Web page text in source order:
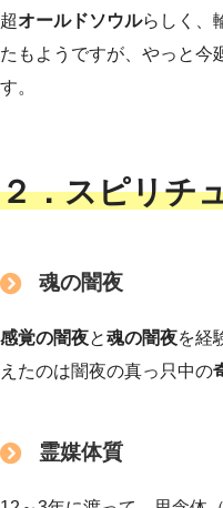
超オールドソウルらしく、
たもようですが、やっと今
す。
２．スピリチ
魂の闇夜
感覚の闇夜と魂の闇夜を経
えたのは闇夜の真っ只中の
霊媒体質